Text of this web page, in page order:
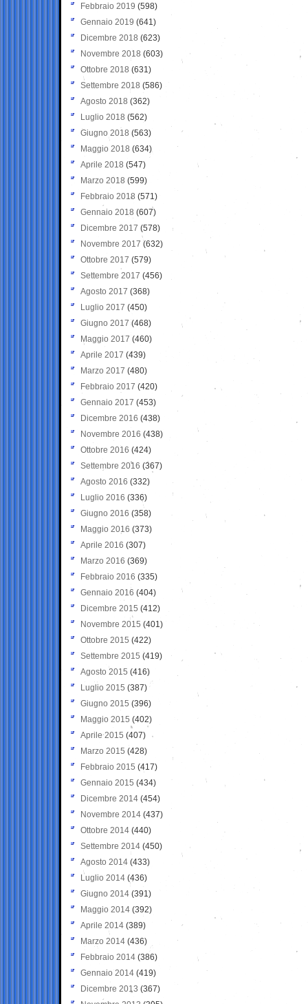
Febbraio 2019 (598)
Gennaio 2019 (641)
Dicembre 2018 (623)
Novembre 2018 (603)
Ottobre 2018 (631)
Settembre 2018 (586)
Agosto 2018 (362)
Luglio 2018 (562)
Giugno 2018 (563)
Maggio 2018 (634)
Aprile 2018 (547)
Marzo 2018 (599)
Febbraio 2018 (571)
Gennaio 2018 (607)
Dicembre 2017 (578)
Novembre 2017 (632)
Ottobre 2017 (579)
Settembre 2017 (456)
Agosto 2017 (368)
Luglio 2017 (450)
Giugno 2017 (468)
Maggio 2017 (460)
Aprile 2017 (439)
Marzo 2017 (480)
Febbraio 2017 (420)
Gennaio 2017 (453)
Dicembre 2016 (438)
Novembre 2016 (438)
Ottobre 2016 (424)
Settembre 2016 (367)
Agosto 2016 (332)
Luglio 2016 (336)
Giugno 2016 (358)
Maggio 2016 (373)
Aprile 2016 (307)
Marzo 2016 (369)
Febbraio 2016 (335)
Gennaio 2016 (404)
Dicembre 2015 (412)
Novembre 2015 (401)
Ottobre 2015 (422)
Settembre 2015 (419)
Agosto 2015 (416)
Luglio 2015 (387)
Giugno 2015 (396)
Maggio 2015 (402)
Aprile 2015 (407)
Marzo 2015 (428)
Febbraio 2015 (417)
Gennaio 2015 (434)
Dicembre 2014 (454)
Novembre 2014 (437)
Ottobre 2014 (440)
Settembre 2014 (450)
Agosto 2014 (433)
Luglio 2014 (436)
Giugno 2014 (391)
Maggio 2014 (392)
Aprile 2014 (389)
Marzo 2014 (436)
Febbraio 2014 (386)
Gennaio 2014 (419)
Dicembre 2013 (367)